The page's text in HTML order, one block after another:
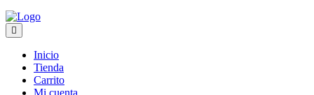
Inicio
Tienda
Carrito